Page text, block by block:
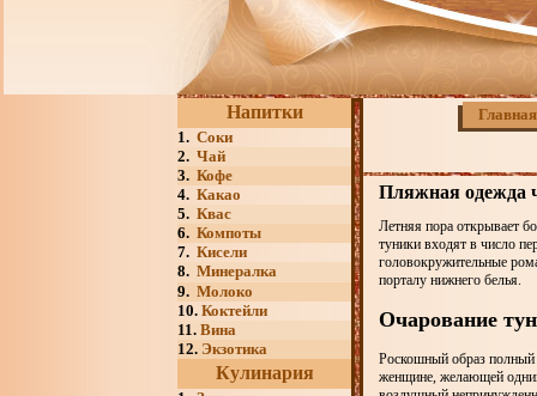
Напитки
1. Соки
2. Чай
3. Кофе
4. Какао
5. Квас
6. Компоты
7. Кисели
8. Минералка
9. Молоко
10. Коктейли
11. Вина
12. Экзотика
Кулинария
Главная
Пляжная одежда
Летняя пора открывает
туники входят в число
головокружительные
порталу нижнего белья.
Очарование
Роскошный образ полный
женщине, желающей